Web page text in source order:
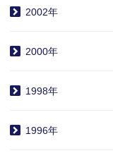
2002年
2000年
1998年
1996年